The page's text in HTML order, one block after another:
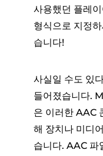
사용했던 플레
형식으로 지정
습니다!
사실일 수도 있
들어졌습니다.
은 이러한 AAC
해 장치나 미디
습니다. AAC 파